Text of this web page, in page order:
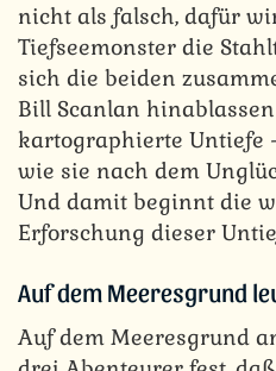
nicht als falsch, dafür
Tiefseemonster die
sich die beiden
Bill Scanlan
kartographierte Untiefe
wie sie nach dem
Und damit beginnt die
Erforschung dieser
Auf dem Meeresgrund
Auf dem Meeresgrund